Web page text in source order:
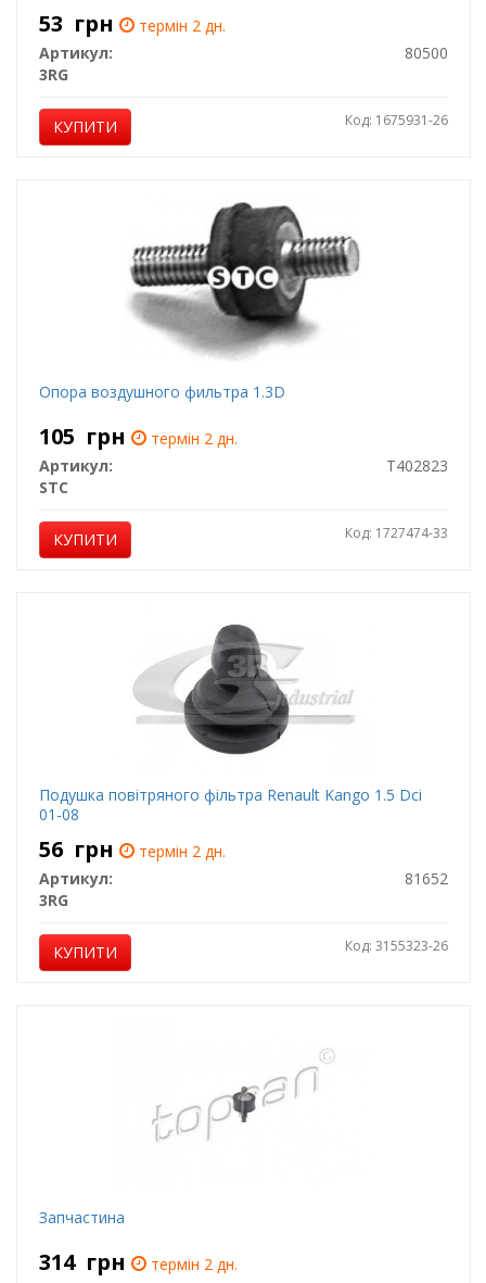
53 грн
термін 2 дн.
Артикул:
80500
3RG
КУПИТИ Код: 1675931-26
Опора воздушного фильтра 1.3D
105 грн
термін 2 дн.
Артикул:
T402823
STC
КУПИТИ Код: 1727474-33
Подушка повітряного фільтра Renault Kango 1.5 Dci
01-08
56 грн
термін 2 дн.
Артикул:
81652
3RG
КУПИТИ Код: 3155323-26
Запчастина
314 грн
термін 2 дн.